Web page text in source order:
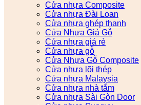
Cửa nhựa Composite
Cửa nhựa Đài Loan
Cửa nhựa ghép thanh
Cửa Nhựa Giả Gỗ
Cửa nhựa giá rẻ
Cửa nhựa gỗ
Cửa Nhựa Gỗ Composite
Cửa nhựa lõi thép
Cửa nhựa Malaysia
Cửa nhựa nhà tắm
Cửa nhựa Sài Gòn Door